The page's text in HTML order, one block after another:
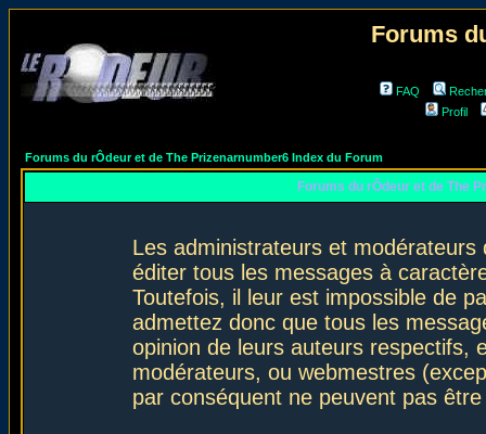
Forums
FAQ
Profil
Forums du rÔdeur et de The Prizenarnumber6 Index du Forum
Forums du rÔdeur et de The
Les administrateurs et
éditer tous les messages à
Toutefois, il leur est impossible de
admettez donc que tous les
opinion de leurs auteurs respectifs,
modérateurs, ou webmestres
par conséquent ne peuvent pas